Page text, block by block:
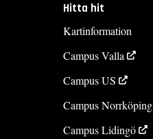
Hitta hit
Kartinformation
Campus Valla
Campus US
Campus Norrköping
Campus Lidingö